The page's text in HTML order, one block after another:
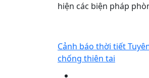
hiện các biện pháp
Cảnh báo thời tiết
chống thiên tai